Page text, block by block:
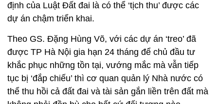
định của Luật Đất đai là có thể ‘tịch thu’ được các
dự án chậm triển khai.
Theo GS. Đặng Hùng Võ, với các dự án ‘treo’ đã
được TP Hà Nội gia hạn 24 tháng để chủ đầu tư
khắc phục những tồn tại, vướng mắc mà vẫn tiếp
tục bị ‘đắp chiếu’ thì cơ quan quản lý Nhà nước có
thể thu hồi cả đất đai và tài sản gắn liền trên đất mà